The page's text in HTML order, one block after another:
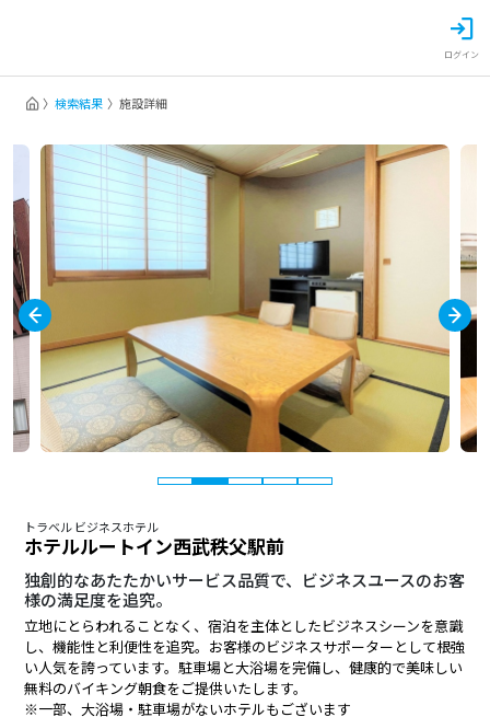
ログイン
検索結果 施設詳細
トラベル ビジネスホテル
ホテルルートイン西武秩父駅前
独創的なあたたかいサービス品質で、ビジネスユースのお客
様の満足度を追究。
立地にとらわれることなく、宿泊を主体としたビジネスシーンを意識
し、機能性と利便性を追究。お客様のビジネスサポーターとして根強
い人気を誇っています。駐車場と大浴場を完備し、健康的で美味しい
無料のバイキング朝食をご提供いたします。
※一部、大浴場・駐車場がないホテルもございます